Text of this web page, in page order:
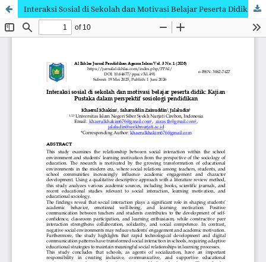
Interaksi Sosial di Sekolah dan Motivasi Belajar Peserta Didik: Kajian Pustaka dalam Perspektif Sosiologi Pendidikan